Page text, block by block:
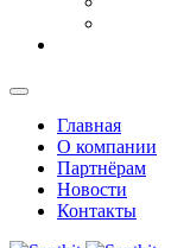
Главная
О компании
Партнёрам
Новости
Контакты